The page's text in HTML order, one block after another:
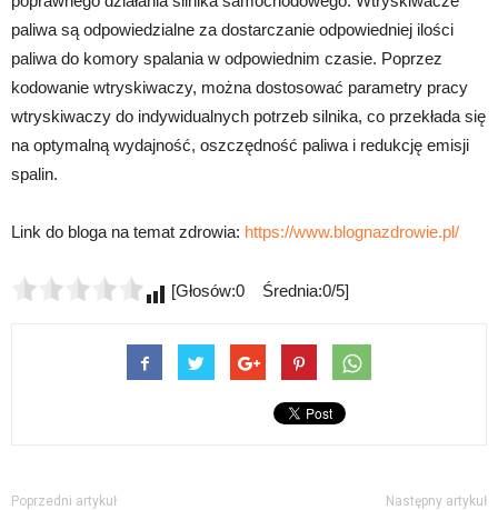
paliwa są odpowiedzialne za dostarczanie odpowiedniej ilości
paliwa do komory spalania w odpowiednim czasie. Poprzez
kodowanie wtryskiwaczy, można dostosować parametry pracy
wtryskiwaczy do indywidualnych potrzeb silnika, co przekłada się
na optymalną wydajność, oszczędność paliwa i redukcję emisji
spalin.
Link do bloga na temat zdrowia: https://www.blognazdrowie.pl/
[Głosów:0 Średnia:0/5]
Poprzedni artykuł Następny artykuł